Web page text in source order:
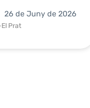
26 de Juny de 2026
Prat